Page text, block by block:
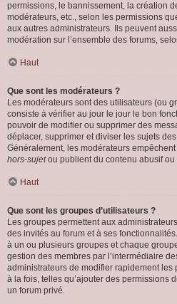
permissions, le bannissement, la création
modérateurs, etc., selon les permissions
aux autres administrateurs. Ils peuvent
modération sur l’ensemble des forums,
Haut
Que sont les modérateurs ?
Les modérateurs sont des utilisateurs (ou
consiste à vérifier au jour le jour le bon
pouvoir de modifier ou supprimer des
déplacer, supprimer et diviser les sujets
Généralement, les modérateurs
hors-sujetou publient du contenu abusif ou
Haut
Que sont les groupes d’utilisateurs ?
Les groupes permettent aux
des invités au forum et à ses
à un ou plusieurs groupes et chaque
gestion des membres par l’intermédiaire
administrateurs de modifier rapidement
à la fois, telles qu’ajouter des permissions
un forum privé.